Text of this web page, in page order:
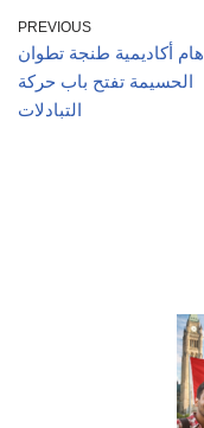
PREVIOUS
هام أكاديمية طنجة تطوان
الحسيمة تفتح باب حركة
التبادلات